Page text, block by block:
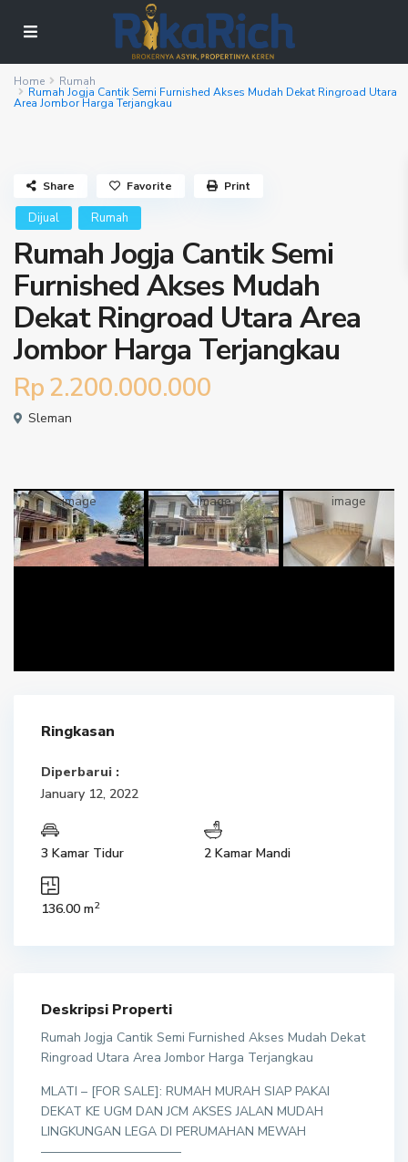
Home Rumah
Rumah Jogja Cantik Semi Furnished Akses Mudah Dekat Ringroad Utara
Area Jombor Harga Terjangkau
Dijual Rumah
Rumah Jogja Cantik Semi
Furnished Akses Mudah
Dekat Ringroad Utara Area
Jombor Harga Terjangkau
Rp 2.200.000.000
Sleman
Share Favorite Print
Ringkasan
Diperbarui :
January 12, 2022
3 Kamar Tidur 2 Kamar Mandi
136.00 m2
Deskripsi Properti
Rumah Jogja Cantik Semi Furnished Akses Mudah Dekat
Ringroad Utara Area Jombor Harga Terjangkau
MLATI – [FOR SALE]: RUMAH MURAH SIAP PAKAI
DEKAT KE UGM DAN JCM AKSES JALAN MUDAH
LINGKUNGAN LEGA DI PERUMAHAN MEWAH
———————————